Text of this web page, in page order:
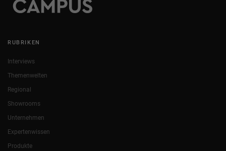
RUBRIKEN
Interviews
Themenwelten
Regional
Showrooms
Unternehmen
Expertenwissen
Produkte